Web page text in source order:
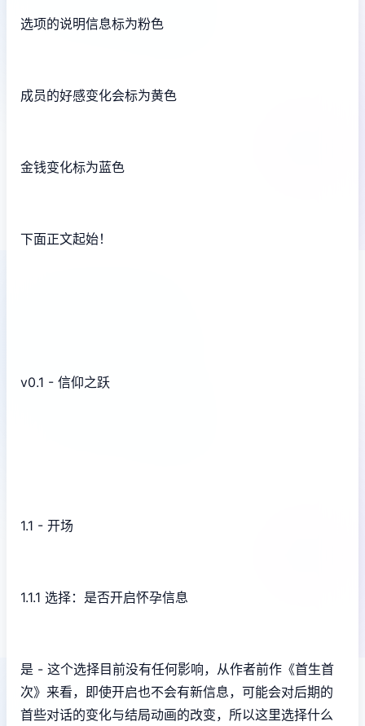
选项的说明信息标为粉色
成员的好感变化会标为黄色
金钱变化标为蓝色
下面正文起始！
v0.1 - 信仰之跃
1.1 - 开场
1.1.1 选择：是否开启怀孕信息
是 - 这个选择目前没有任何影响，从作者前作《首生首
次》来看，即使开启也不会有新信息，可能会对后期的
首些对话的变化与结局动画的改变，所以这里选择什么